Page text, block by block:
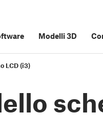
Modelli 3D
LCD (i3)